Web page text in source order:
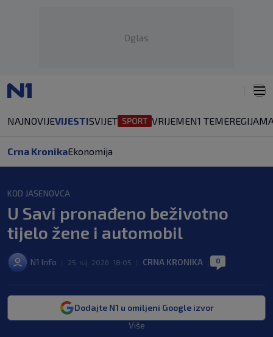
Oglas
NAJNOVIJEVIJESTISVIJET VRIJEMEN1 TEMEREGIJA
Crna KronikaEkonomija
KOD JASENOVCA
U Savi pronađeno beživotno
tijelo žene i automobil
N1 Info 25. sij. 2026. 18:05 CRNA KRONIKA 0
Dodajte N1 u omiljeni Google izvor
Više